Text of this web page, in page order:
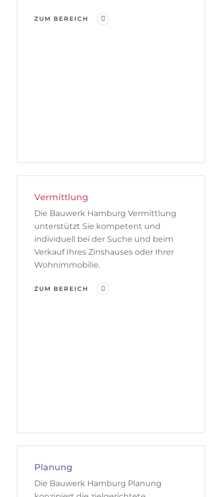
ZUM BEREICH
Vermittlung
Die Bauwerk Hamburg Vermittlung
unterstützt Sie kompetent und
individuell bei der Suche und beim
Verkauf Ihres Zinshauses oder Ihrer
Wohnimmobilie.
ZUM BEREICH
Planung
Die Bauwerk Hamburg Planung